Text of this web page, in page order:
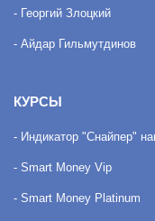
- Георгий Злоцкий
- Айдар Гильмутдинов
КУРСЫ
- Индикатор "Снайпер"
- Smart Money Vip
- Smart Money Platinum